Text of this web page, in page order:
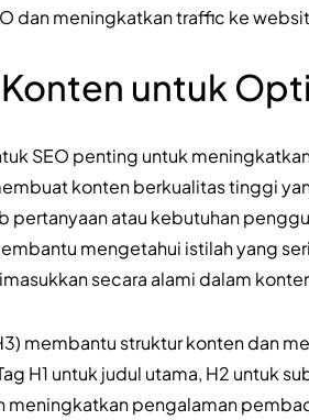
dan meningkatkan traffic ke
untuk
SEO penting untuk
konten berkualitas tinggi
pertanyaan atau kebutuhan
mengetahui istilah yang
secara alami dalam
membantu struktur konten dan
H1 untuk judul utama, H2 untuk
meningkatkan pengalaman